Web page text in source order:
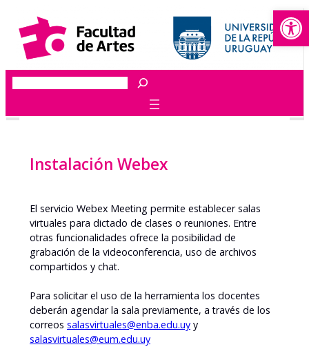
contenido
Buscar
Instalación Webex
El servicio Webex Meeting permite establecer salas
virtuales para dictado de clases o reuniones. Entre
otras funcionalidades ofrece la posibilidad de
grabación de la videoconferencia, uso de archivos
compartidos y chat.
Para solicitar el uso de la herramienta los docentes
deberán agendar la sala previamente, a través de los
correos salasvirtuales@enba.edu.uy y
salasvirtuales@eum.edu.uy